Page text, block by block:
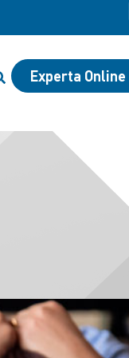
Experta Online